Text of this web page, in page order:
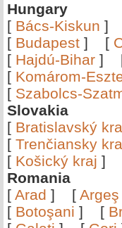
Hungary
[ Bács-Kiskun ]
[ Budapest ] [
[ Hajdú-Bihar ]
[ Komárom-
[ Szabolcs-
Slovakia
[ Bratislavský
[ Trenčiansky
[ Košický kraj ]
Romania
[ Arad ] [ Argeş
[ Botoşani ] [